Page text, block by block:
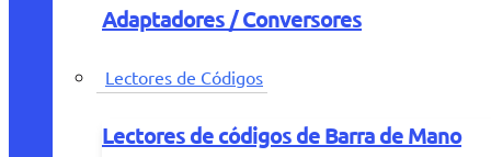
Adaptadores / Conversores
Lectores de Códigos
Lectores de códigos de Barra de Mano